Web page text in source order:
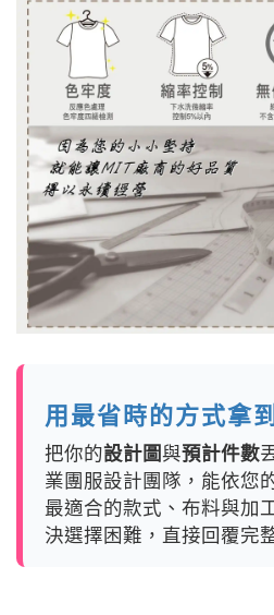
用最省時的方式拿
把你的設計圖與預計件數
業團服設計團隊，能依您
最適合的款式、布料與加
決選擇困難，直接回覆完